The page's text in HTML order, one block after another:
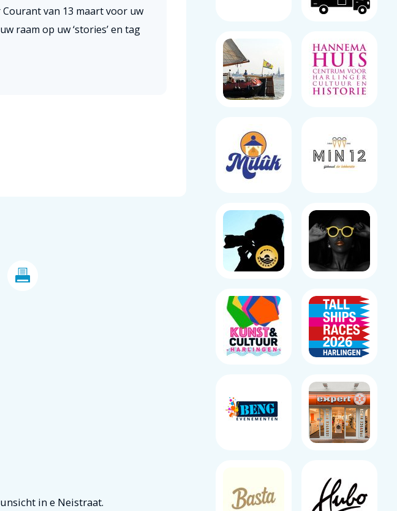
van 13 maart voor uw
raam op uw ‘stories’ en tag
in e Neistraat.